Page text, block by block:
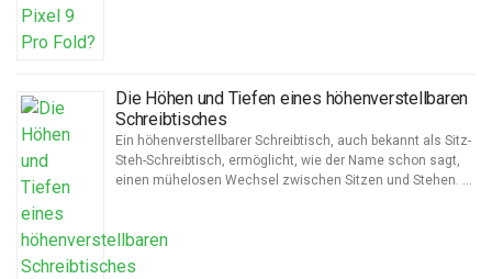
Die Höhen und Tiefen eines höhenverstellbaren
Schreibtisches
Ein höhenverstellbarer Schreibtisch, auch bekannt als Sitz-
Steh-Schreibtisch, ermöglicht, wie der Name schon sagt,
einen mühelosen Wechsel zwischen Sitzen und Stehen. …